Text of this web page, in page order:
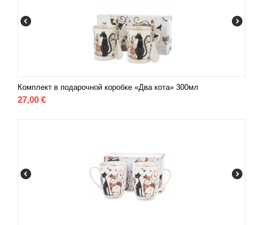
Комплект в подарочной коробке «Два кота» 300мл
27,00 €